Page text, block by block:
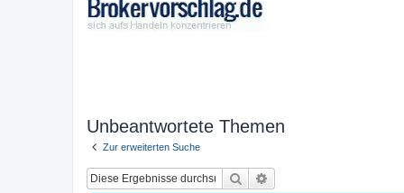
Unbeantwortete Themen
Zur erweiterten Suche
Suche